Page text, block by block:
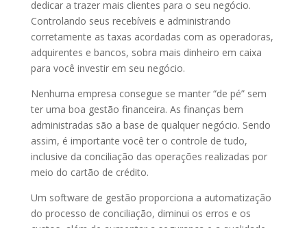
dedicar a trazer mais clientes para o seu negócio.
Controlando seus recebíveis e administrando
corretamente as taxas acordadas com as operadoras,
adquirentes e bancos, sobra mais dinheiro em caixa
para você investir em seu negócio.
Nenhuma empresa consegue se manter “de pé” sem
ter uma boa gestão financeira. As finanças bem
administradas são a base de qualquer negócio. Sendo
assim, é importante você ter o controle de tudo,
inclusive da conciliação das operações realizadas por
meio do cartão de crédito.
Um software de gestão proporciona a automatização
do processo de conciliação, diminui os erros e os